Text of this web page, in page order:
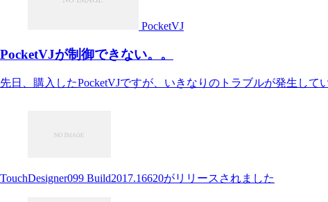
PocketVJ
PocketVJが制御できない。。
先日、購入したPocketVJですが、いきなりのトラブルが発生して
TouchDesigner099 Build2017.16620がリリースされました